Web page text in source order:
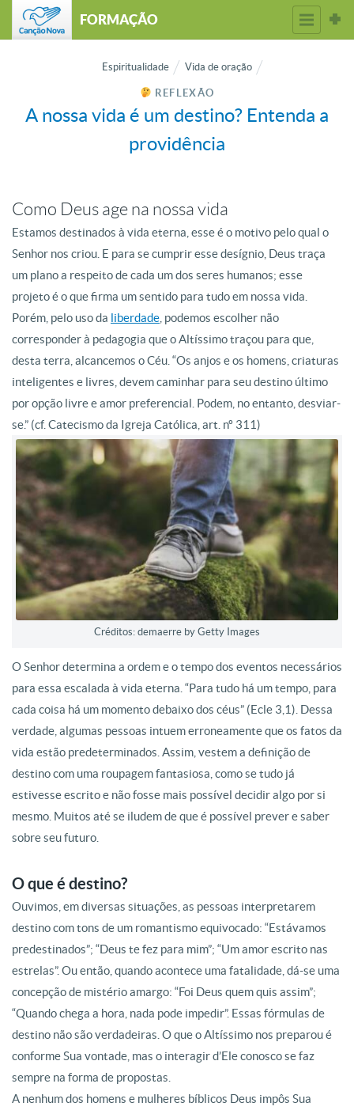
FORMAÇÃO
Espiritualidade Vida de oração
REFLEXÃO
A nossa vida é um destino? Entenda a
providência
Como Deus age na nossa vida
Estamos destinados à vida eterna, esse é o motivo pelo qual o
Senhor nos criou. E para se cumprir esse desígnio, Deus traça
um plano a respeito de cada um dos seres humanos; esse
projeto é o que firma um sentido para tudo em nossa vida.
Porém, pelo uso da liberdade , podemos escolher não
corresponder à pedagogia que o Altíssimo traçou para que,
desta terra, alcancemos o Céu. “Os anjos e os homens, criaturas
inteligentes e livres, devem caminhar para seu destino último
por opção livre e amor preferencial. Podem, no entanto, desviar-
se.” (cf. Catecismo da Igreja Católica, art. nº 311)
Créditos: demaerre by Getty Images
O Senhor determina a ordem e o tempo dos eventos necessários
para essa escalada à vida eterna. “Para tudo há um tempo, para
cada coisa há um momento debaixo dos céus” (Ecle 3,1). Dessa
verdade, algumas pessoas intuem erroneamente que os fatos da
vida estão predeterminados. Assim, vestem a definição de
destino com uma roupagem fantasiosa, como se tudo já
estivesse escrito e não fosse mais possível decidir algo por si
mesmo. Muitos até se iludem de que é possível prever e saber
sobre seu futuro.
O que é destino?
Ouvimos, em diversas situações, as pessoas interpretarem
destino com tons de um romantismo equivocado: “Estávamos
predestinados”; “Deus te fez para mim”; “Um amor escrito nas
estrelas”. Ou então, quando acontece uma fatalidade, dá-se uma
concepção de mistério amargo: “Foi Deus quem quis assim”;
“Quando chega a hora, nada pode impedir”. Essas fórmulas de
destino não são verdadeiras. O que o Altíssimo nos preparou é
conforme Sua vontade, mas o interagir d’Ele conosco se faz
sempre na forma de propostas.
A nenhum dos homens e mulheres bíblicos Deus impôs Sua